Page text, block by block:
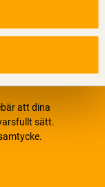
att dina
sätt.